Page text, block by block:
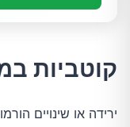
קוטביות
ירידה או שינויים